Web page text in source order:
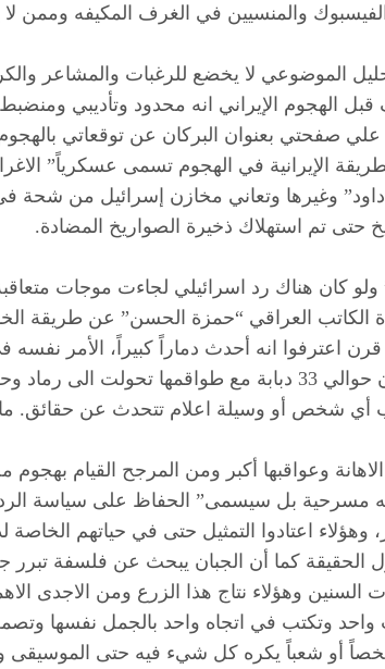
والمنسيين في الغرف المكيفه وممن
الموضوعي لا يخضع للرغبات والمشاعر
قبل الهجوم الإيراني انه محدود وتأديبي
الطريقة الإيرانية في الهجوم تسمى
وغيرها وتعاني مخازن إسرائيل من شحة
حتى تم استهلاك ذخيرة الصواريخ المضادة.
ولو كان هناك رد اسرائيلي لجاءت موجات
رماد وحطام.
أي شخص أو وسيلة اعلام تتحدث عن حقائق.
الاهانة وعواقبها أكبر ومن المرجح
مسرحية بل سيسمى” الحفاظ على سياسة
اعتادوا التمثيل حتى في حياتهم
الحقيقة كما أن الجبان يبحث عن فلسفة تبرر
وهؤلاء نتاج هذا الزرع ومن الاجدى
وتكتب في اتجاه واحد بالجمل نفسها
أو شعباً يكره كل شيء فيه حتى